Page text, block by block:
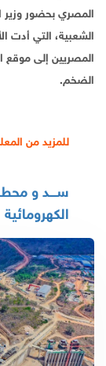
المصري بحضور وزير
الشعبية، التي أدت
المصريين إلى موقع
الضخم.
للمزيد من
ســـد و
الكهرومائية